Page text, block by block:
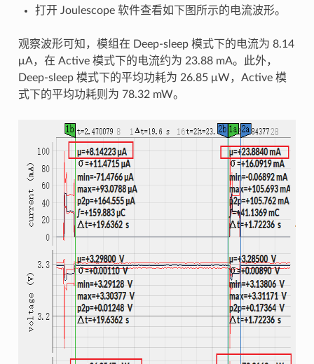
打开 Joulescope 软件查看如下图所示的电流波形。
观察波形可知，模组在 Deep-sleep 模式下的电流为 8.14
μA，在 Active 模式下的电流约为 23.88 mA。此外，
Deep-sleep 模式下的平均功耗为 26.85 μW，Active 模
式下的平均功耗则为 78.32 mW。